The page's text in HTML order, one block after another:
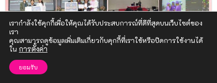
วันที่ 26 กรกฎาคม พ.ศ. 2569
BCNT Academic Nursing Talent Challenge 2026
เรากำลังใช้คุกกี้เพื่อให้คุณได้รับประสบการณ์ที่ดีที่สุดบนเว็บไซต์ของ
เรา
คุณสามารถดูข้อมูลเพิ่มเติมเกี่ยวกับคุกกี้ที่เราใช้หรือปิดการใช้งานได้
ใน การตั้งค่า
ยอมรับ